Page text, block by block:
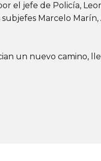
el jefe de Policía,
Marcelo
un nuevo camino,